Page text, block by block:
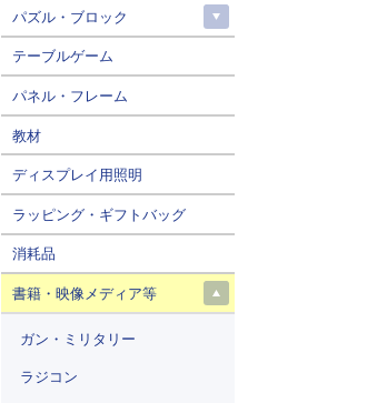
パズル・ブロック
テーブルゲーム
パネル・フレーム
教材
ディスプレイ用照明
ラッピング・ギフトバッグ
消耗品
書籍・映像メディア等
ガン・ミリタリー
ラジコン